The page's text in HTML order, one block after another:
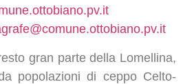
gran parte della Lomellina,
popolazioni di ceppo Celto-